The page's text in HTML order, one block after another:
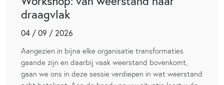
draagvlak
04 / 09 / 2026
Aangezien in bijna elke organisatie transformaties
gaande zijn en daarbij vaak weerstand bovenkomt,
gaan we ons in deze sessie verdiepen in wat weerstand